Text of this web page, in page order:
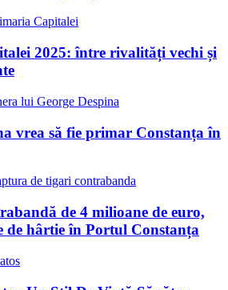
2025: între rivalități vechi și
vrea să fie primar Constanța în
de 4 milioane de euro,
de hârtie în Portul Constanța